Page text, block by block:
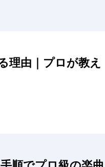
理由｜プロが教え